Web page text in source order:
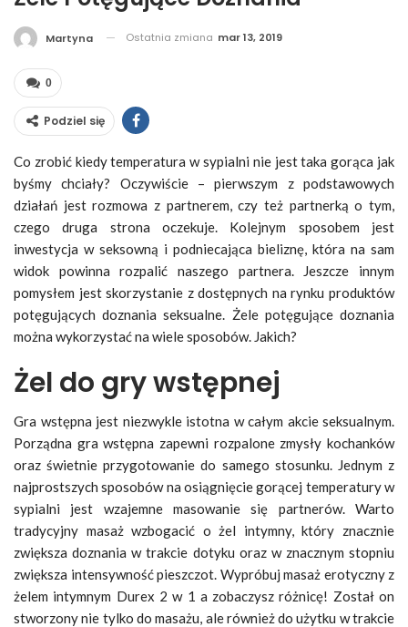
Martyna Ostatnia zmiana mar 13, 2019
0
Podziel się
Co zrobić kiedy temperatura w sypialni nie jest taka gorąca jak
byśmy chciały? Oczywiście – pierwszym z podstawowych
działań jest rozmowa z partnerem, czy też partnerką o tym,
czego druga strona oczekuje. Kolejnym sposobem jest
inwestycja w seksowną i podniecająca bieliznę, która na sam
widok powinna rozpalić naszego partnera. Jeszcze innym
pomysłem jest skorzystanie z dostępnych na rynku produktów
potęgujących doznania seksualne. Żele potęgujące doznania
można wykorzystać na wiele sposobów. Jakich?
Żel do gry wstępnej
Gra wstępna jest niezwykle istotna w całym akcie seksualnym.
Porządna gra wstępna zapewni rozpalone zmysły kochanków
oraz świetnie przygotowanie do samego stosunku. Jednym z
najprostszych sposobów na osiągnięcie gorącej temperatury w
sypialni jest wzajemne masowanie się partnerów. Warto
tradycyjny masaż wzbogacić o żel intymny, który znacznie
zwiększa doznania w trakcie dotyku oraz w znacznym stopniu
zwiększa intensywność pieszczot. Wypróbuj masaż erotyczny z
żelem intymnym Durex 2 w 1 a zobaczysz różnicę! Został on
stworzony nie tylko do masażu, ale również do użytku w trakcie